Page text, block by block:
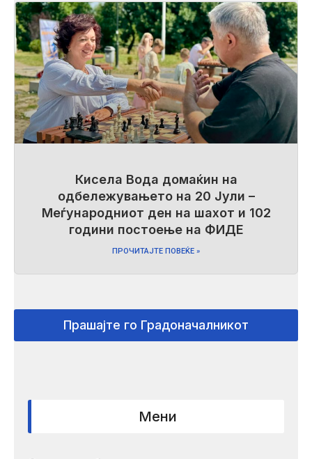
Кисела Вода домаќин на
одбележувањето на 20 Јули –
Меѓународниот ден на шахот и 102
години постоење на ФИДЕ
ПРОЧИТАЈТЕ ПОВЕЌЕ »
Прашајте го Градоначалникот
Мени